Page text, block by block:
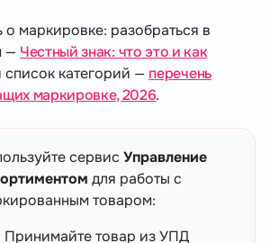
о маркировке: разобраться в
— Честный знак: что это и как
категорий — перечень
маркировке, 2026.
сервис Управление
для работы с
товаром:
Принимайте товар из УПД